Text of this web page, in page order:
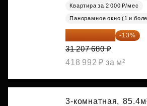
Квартира за 2 000 ₽/мес
Панорамное окно (1 и
27 150 682 ₽ -13%
31 207 680 ₽
418 992 ₽ за м²
3-комнатная,